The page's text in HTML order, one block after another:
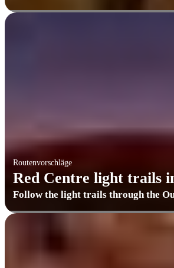
Routenvorschläge
Red Centre light trails
Follow the light trails through the